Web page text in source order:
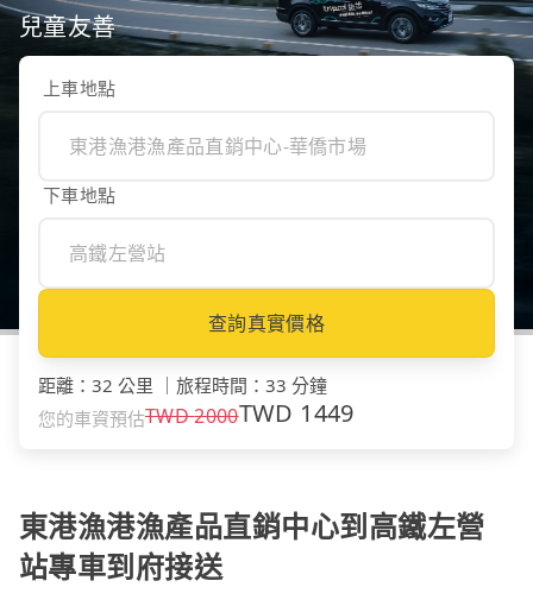
兒童友善
上車地點
下車地點
查詢真實價格
距離 ： 32 公里 旅程時間 ： 33 分鐘
您的車資預估TWD2000TWD 1449
東港漁港漁產品直銷中心到高鐵左營
站專車到府接送